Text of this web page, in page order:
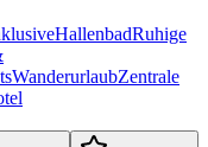
HallenbadRuhige
WanderurlaubZentrale